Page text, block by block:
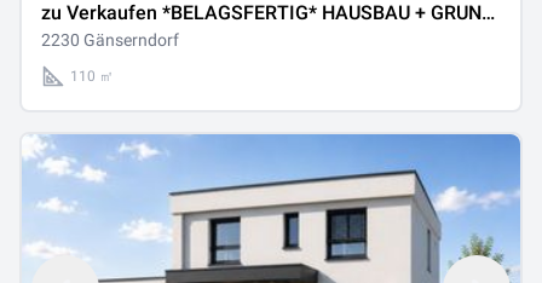
zu Verkaufen *BELAGSFERTIG* HAUSBAU + GRUND
IM PREIS *NEUBAUPROJEKT*
2230 Gänserndorf
110 ㎡